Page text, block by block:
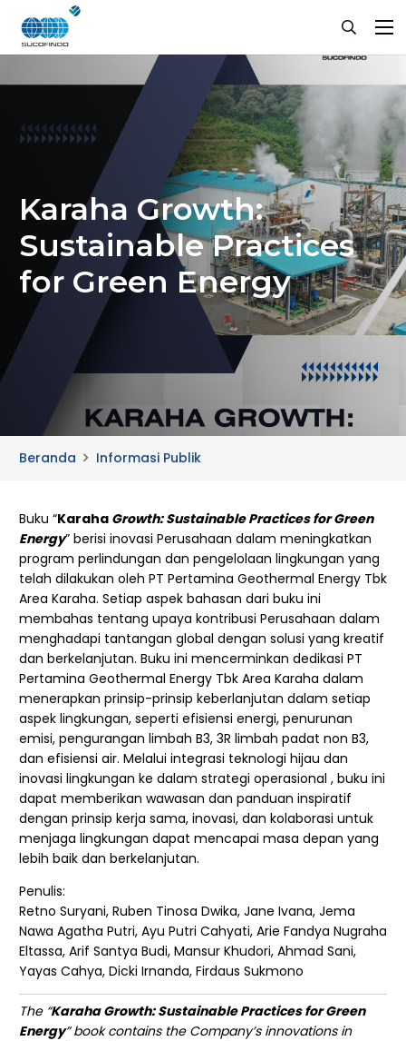
Karaha Growth:
Sustainable Practices
for Green Energy
Beranda Informasi Publik
Buku “Karaha Growth: Sustainable Practices for Green
Energy” berisi inovasi Perusahaan dalam meningkatkan
program perlindungan dan pengelolaan lingkungan yang
telah dilakukan oleh PT Pertamina Geothermal Energy Tbk
Area Karaha. Setiap aspek bahasan dari buku ini
membahas tentang upaya kontribusi Perusahaan dalam
menghadapi tantangan global dengan solusi yang kreatif
dan berkelanjutan. Buku ini mencerminkan dedikasi PT
Pertamina Geothermal Energy Tbk Area Karaha dalam
menerapkan prinsip-prinsip keberlanjutan dalam setiap
aspek lingkungan, seperti efisiensi energi, penurunan
emisi, pengurangan limbah B3, 3R limbah padat non B3,
dan efisiensi air. Melalui integrasi teknologi hijau dan
inovasi lingkungan ke dalam strategi operasional , buku ini
dapat memberikan wawasan dan panduan inspiratif
dengan prinsip kerja sama, inovasi, dan kolaborasi untuk
menjaga lingkungan dapat mencapai masa depan yang
lebih baik dan berkelanjutan.
Penulis:
Retno Suryani, Ruben Tinosa Dwika, Jane Ivana, Jema
Nawa Agatha Putri, Ayu Putri Cahyati, Arie Fandya Nugraha
Eltassa, Arif Santya Budi, Mansur Khudori, Ahmad Sani,
Yayas Cahya, Dicki Irnanda, Firdaus Sukmono
The “Karaha Growth: Sustainable Practices for Green
Energy” book contains the Company’s innovations in